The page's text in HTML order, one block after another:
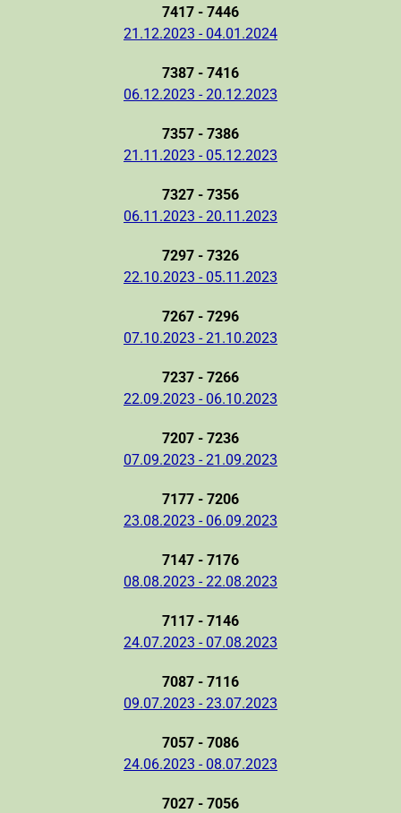
7417 - 7446
21.12.2023 - 04.01.2024
7387 - 7416
06.12.2023 - 20.12.2023
7357 - 7386
21.11.2023 - 05.12.2023
7327 - 7356
06.11.2023 - 20.11.2023
7297 - 7326
22.10.2023 - 05.11.2023
7267 - 7296
07.10.2023 - 21.10.2023
7237 - 7266
22.09.2023 - 06.10.2023
7207 - 7236
07.09.2023 - 21.09.2023
7177 - 7206
23.08.2023 - 06.09.2023
7147 - 7176
08.08.2023 - 22.08.2023
7117 - 7146
24.07.2023 - 07.08.2023
7087 - 7116
09.07.2023 - 23.07.2023
7057 - 7086
24.06.2023 - 08.07.2023
7027 - 7056